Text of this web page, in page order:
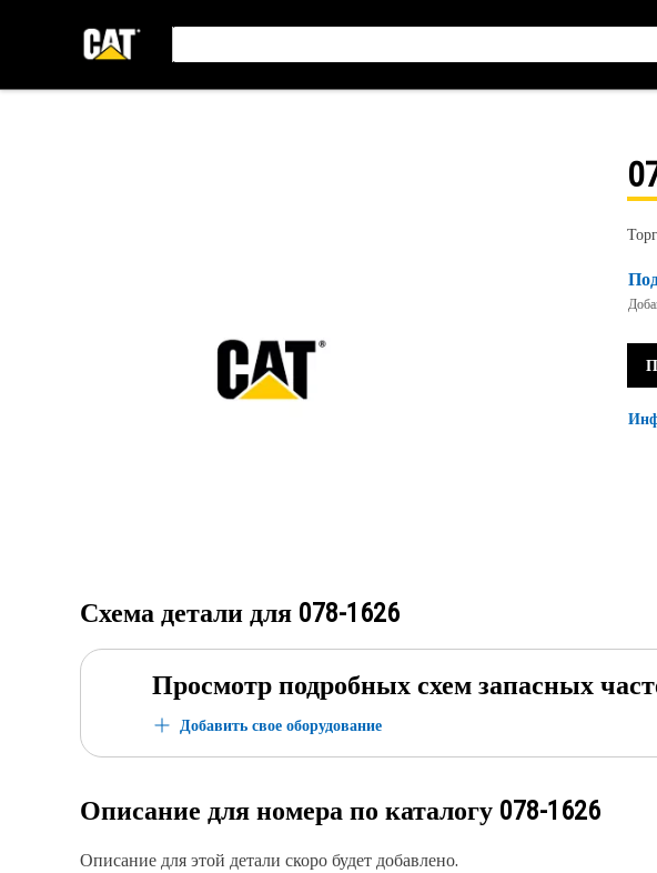
Схема детали для 078-1626
Просмотр подробных схем запасных
Добавить свое оборудование
Описание для номера по каталогу 078-1626
Описание для этой детали скоро будет добавлено.